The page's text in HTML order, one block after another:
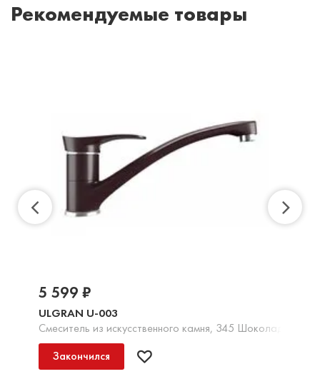
Рекомендуемые товары
ULGRAN U-003
Смеситель из искусственного камня, 345 Шоколад
5 599 ₽
Закончился